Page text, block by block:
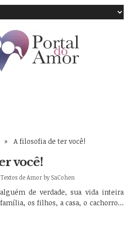
» A filosofia de ter você!
você!
Textos de AmorbySaCohen
de verdade, sua vida inteira
os filhos, a casa, o cachorro…